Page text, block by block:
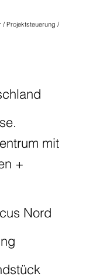
mit
+
Nord
/ Projektsteuerung /